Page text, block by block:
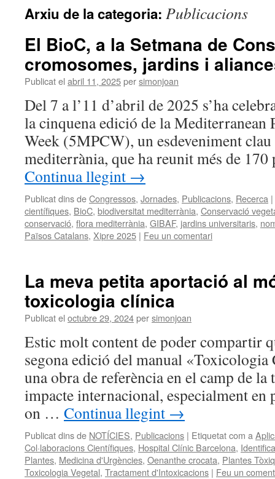
Arxiu de la categoria: Publicacions
El BioC, a la Setmana de
cromosomes, jardins i
Publicat el abril 11, 2025persimonjoan
Del 7 a l’11 d’abril de 2025 s’ha
la cinquena edició de la Mediterranean
Week (5MPCW), un esdeveniment
mediterrània, que ha reunit més de
Continua llegint →
Publicat dins deCongressos, Jornades, Publicacions, Recerca |
científiques, BioC, biodiversitat mediterrània, Conservació
conservació, flora mediterrània, GIBAF, jardins universitaris,
Països Catalans, Xipre 2025 | Feu un comentari
La meva petita aportació al
toxicologia clínica
Publicat el octubre 29, 2024persimonjoan
Estic molt content de poder compartir
segona edició del manual «Toxicologia
una obra de referència en el camp de
impacte internacional, especialment en
on … Continua llegint →
Publicat dins de NOTÍCIES, Publicacions | Etiquetat com a
Col·laboracions Científiques, Hospital Clínic Barcelona,
Plantes, Medicina d'Urgències, Oenanthe crocata, Plantes
Toxicologia Vegetal, Tractament d'Intoxicacions | Feu un